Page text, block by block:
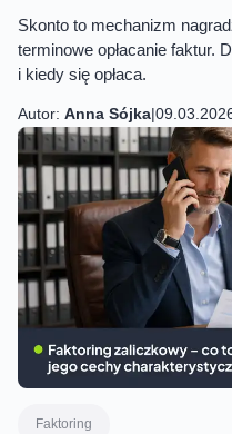
Skonto to mechanizm
terminowe opłacanie faktur.
i kiedy się opłaca.
Autor: Anna Sójka|
Faktoring